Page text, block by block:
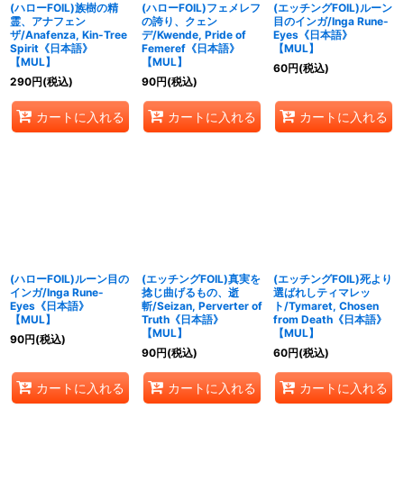
(ハローFOIL)族樹の精
霊、アナフェン
ザ/Anafenza, Kin-Tree
Spirit《日本語》
【MUL】
290円(税込)
カートに入れる
(ハローFOIL)フェメレフ
の誇り、クェン
デ/Kwende, Pride of
Femeref《日本語》
【MUL】
90円(税込)
カートに入れる
(エッチングFOIL)ルーン
目のインガ/Inga Rune-
Eyes《日本語》
【MUL】
60円(税込)
カートに入れる
(ハローFOIL)ルーン目の
インガ/Inga Rune-
Eyes《日本語》
【MUL】
90円(税込)
カートに入れる
(エッチングFOIL)真実を
捻じ曲げるもの、逝
斬/Seizan, Perverter of
Truth《日本語》
【MUL】
90円(税込)
カートに入れる
(エッチングFOIL)死より
選ばれしティマレッ
ト/Tymaret, Chosen
from Death《日本語》
【MUL】
60円(税込)
カートに入れる